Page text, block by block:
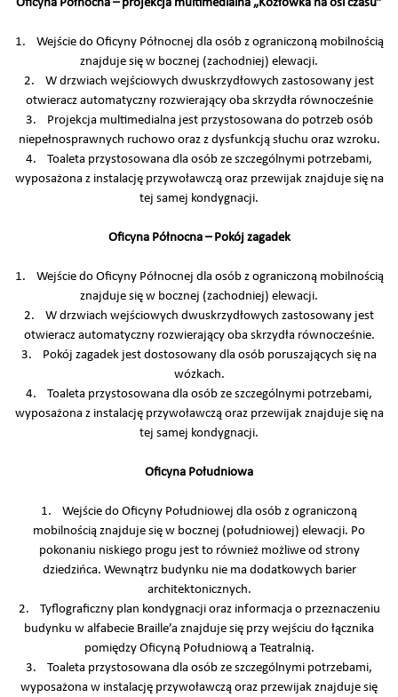
Oficyna Północna – projekcja multimedialna „Kozłówka na osi czasu”
1. Wejście do Oficyny Północnej dla osób z ograniczoną mobilnością
znajduje się w bocznej (zachodniej) elewacji.
2. W drzwiach wejściowych dwuskrzydłowych zastosowany jest
otwieracz automatyczny rozwierający oba skrzydła równocześnie
3. Projekcja multimedialna jest przystosowana do potrzeb osób
niepełnosprawnych ruchowo oraz z dysfunkcją słuchu oraz wzroku.
4. Toaleta przystosowana dla osób ze szczególnymi potrzebami,
wyposażona z instalację przywoławczą oraz przewijak znajduje się na
tej samej kondygnacji.
Oficyna Północna – Pokój zagadek
1. Wejście do Oficyny Północnej dla osób z ograniczoną mobilnością
znajduje się w bocznej (zachodniej) elewacji.
2. W drzwiach wejściowych dwuskrzydłowych zastosowany jest
otwieracz automatyczny rozwierający oba skrzydła równocześnie.
3. Pokój zagadek jest dostosowany dla osób poruszających się na
wózkach.
4. Toaleta przystosowana dla osób ze szczególnymi potrzebami,
wyposażona z instalację przywoławczą oraz przewijak znajduje się na
tej samej kondygnacji.
Oficyna Południowa
1. Wejście do Oficyny Południowej dla osób z ograniczoną
mobilnością znajduje się w bocznej (południowej) elewacji. Po
pokonaniu niskiego progu jest to również możliwe od strony
dziedzińca. Wewnątrz budynku nie ma dodatkowych barier
architektonicznych.
2. Tyflograficzny plan kondygnacji oraz informacja o przeznaczeniu
budynku w alfabecie Braille’a znajduje się przy wejściu do łącznika
pomiędzy Oficyną Południową a Teatralnią.
3. Toaleta przystosowana dla osób ze szczególnymi potrzebami,
wyposażona w instalację przywoławczą oraz przewijak znajduje się